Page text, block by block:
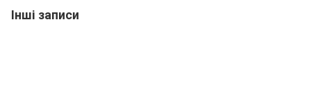
Інші записи